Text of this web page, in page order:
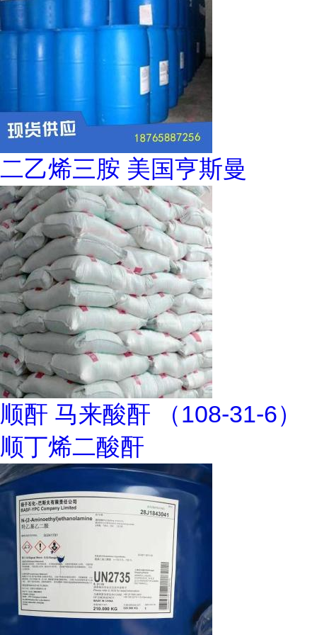
二乙烯三胺 美国亨斯曼
顺酐 马来酸酐 （108-31-6）
顺丁烯二酸酐